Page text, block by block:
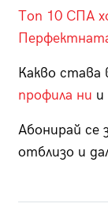
Топ 10 СПА
Какво става
профила ни и
Абонирай се
отблизо и